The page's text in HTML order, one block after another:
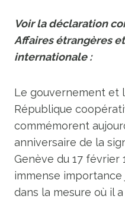
Voir la déclaration
Affaires étrangères
internationale :
Le gouvernement et
République
commémorent
anniversaire de la
Genève du 17 février
immense
dans la mesure où il